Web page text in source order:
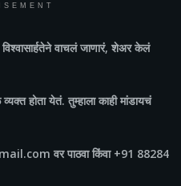
वाचलं जाणारं, शेअर केलं
होता येतं. तुम्हाला काही मांडायचं
वर पाठवा किंवा +91 88284